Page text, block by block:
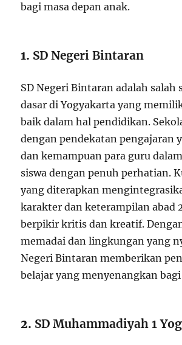
bagi masa depan anak.
1. SD Negeri Bintaran
SD Negeri Bintaran adalah salah
dasar di Yogyakarta yang
baik dalam hal pendidikan.
dengan pendekatan pengajaran
dan kemampuan para guru
siswa dengan penuh perhatian.
yang diterapkan
karakter dan keterampilan abad
berpikir kritis dan kreatif.
memadai dan lingkungan yang
Negeri Bintaran memberikan
belajar yang menyenangkan bagi
2. SD Muhammadiyah 1